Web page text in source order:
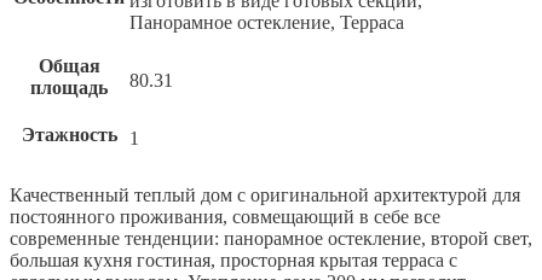
ИНДИВИДУАЛЬНЫЙ
ИНДИВИДУАЛЬНЫЙ
Панорамное остекление, Терраса
Общая
площадь
80.31
Этажность 1
Качественный теплый дом с оригинальной архитектурой для
постоянного проживания, совмещающий в себе все
современные тенденции: панорамное остекление, второй свет,
большая кухня гостиная, просторная крытая терраса с
ИНДИВИДУАЛЬНЫЙ